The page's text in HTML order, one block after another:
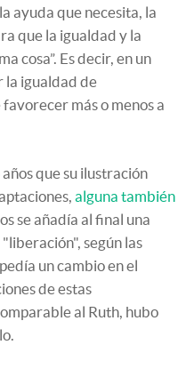
ayuda que necesita, la
que la igualdad y la
cosa”. Es decir, en un
la igualdad de
más o menos a
que su ilustración
alguna también
se añadía al final una
según las
un cambio en el
de estas
al Ruth, hubo